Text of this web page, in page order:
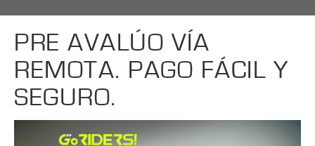
PRE AVALÚO VÍA
REMOTA. PAGO FÁCIL Y
SEGURO.